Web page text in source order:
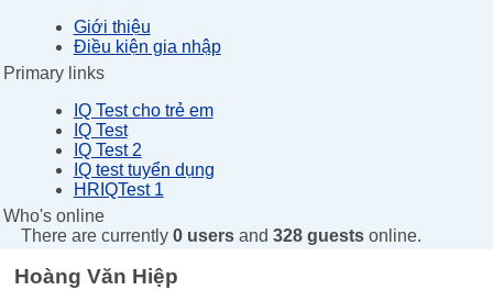
Giới thiệu
Điều kiện gia nhập
Primary links
IQ Test cho trẻ em
IQ Test
IQ Test 2
IQ test tuyển dụng
HRIQTest 1
Who's online
There are currently 0 usersand 328 guestsonline.
Hoàng Văn Hiệp